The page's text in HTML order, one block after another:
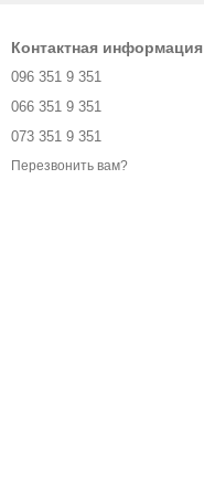
Контактная информация
096 351 9 351
066 351 9 351
073 351 9 351
Перезвонить вам?